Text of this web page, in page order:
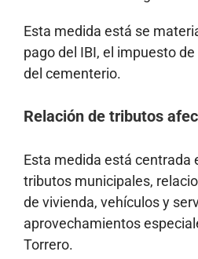
Esta medida está se
pago del IBI, el impuesto
del cementerio.
Relación de tributos
Esta medida está centrada
tributos municipales,
de vivienda, vehículos y
aprovechamientos
Torrero.